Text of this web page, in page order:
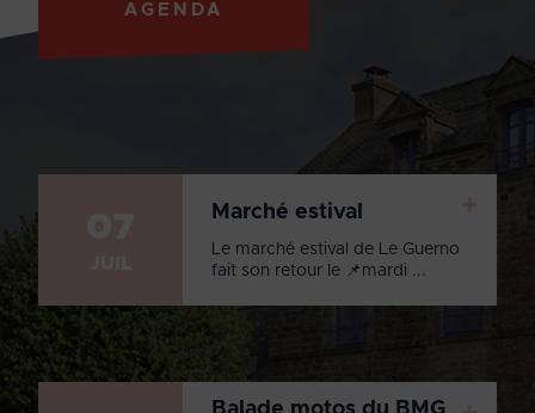
AGENDA
Marché estival
Le marché estival de Le Guerno
fait son retour le 📌mardi ...